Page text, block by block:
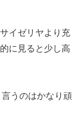
イゼリヤより充
に見ると少し高
うのはかなり頑